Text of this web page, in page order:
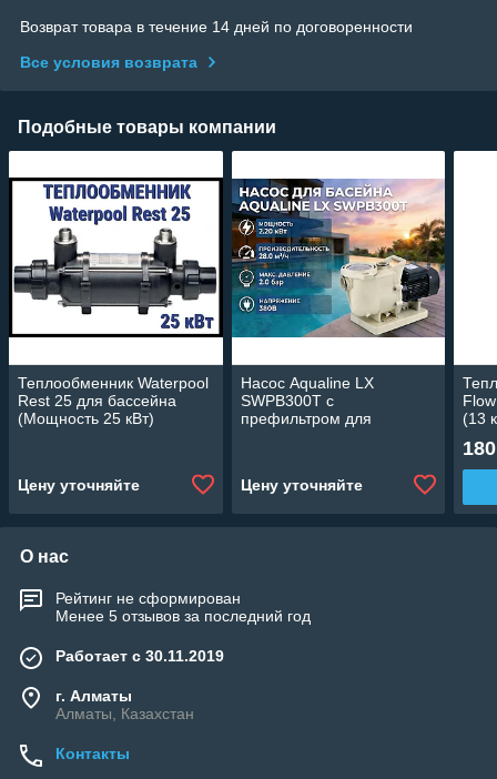
Возврат товара в течение 14 дней по договоренности
Все условия возврата
Подобные товары компании
Теплообменник Waterpool
Rest 25 для бассейна
(Мощность 25 кВт)
Цену уточняйте
Насос Aqualine LX
SWPB300T c
префильтром для
Цену уточняйте
(13
О нас
Рейтинг не сформирован
Менее 5 отзывов за последний год
Работает с 30.11.2019
г. Алматы
Алматы, Казахстан
Контакты